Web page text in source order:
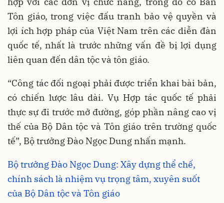
Tôn giáo, trong việc đấu tranh bảo vệ quyền và
lợi ích hợp pháp của Việt Nam trên các diễn đàn
quốc tế, nhất là trước những vấn đề bị lợi dụng
liên quan đến dân tộc và tôn giáo.
“Công tác đối ngoại phải được triển khai bài bản,
có chiến lược lâu dài. Vụ Hợp tác quốc tế phải
thực sự đi trước mở đường, góp phần nâng cao vị
thế của Bộ Dân tộc và Tôn giáo trên trường quốc
tế”, Bộ trưởng Đào Ngọc Dung nhấn mạnh.
Bộ trưởng Đào Ngọc Dung: Xây dựng thể chế,
chính sách là nhiệm vụ trọng tâm, xuyên suốt
của Bộ Dân tộc và Tôn giáo